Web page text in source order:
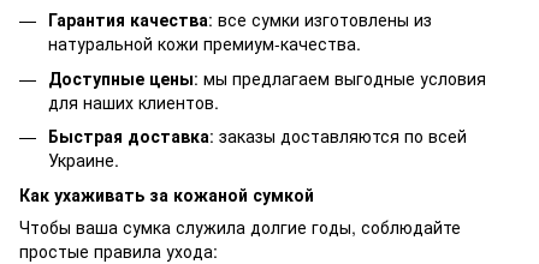
Гарантия качества: все сумки изготовлены из
натуральной кожи премиум-качества.
Доступные цены: мы предлагаем выгодные условия
для наших клиентов.
Быстрая доставка: заказы доставляются по всей
Украине.
Как ухаживать за кожаной сумкой
Чтобы ваша сумка служила долгие годы, соблюдайте
простые правила ухода: